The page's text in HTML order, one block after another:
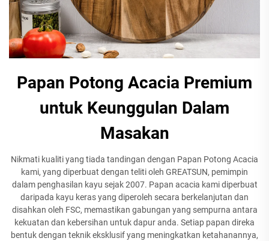
Papan Potong Acacia Premium
untuk Keunggulan Dalam
Masakan
Nikmati kualiti yang tiada tandingan dengan Papan Potong Acacia
kami, yang diperbuat dengan teliti oleh GREATSUN, pemimpin
dalam penghasilan kayu sejak 2007. Papan acacia kami diperbuat
daripada kayu keras yang diperoleh secara berkelanjutan dan
disahkan oleh FSC, memastikan gabungan yang sempurna antara
kekuatan dan kebersihan untuk dapur anda. Setiap papan direka
bentuk dengan teknik eksklusif yang meningkatkan ketahanannya,